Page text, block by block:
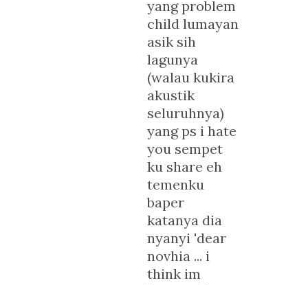
yang problem
child lumayan
asik sih
lagunya
(walau kukira
akustik
seluruhnya)
yang ps i hate
you sempet
ku share eh
temenku
baper
katanya dia
nyanyi 'dear
novhia ... i
think im